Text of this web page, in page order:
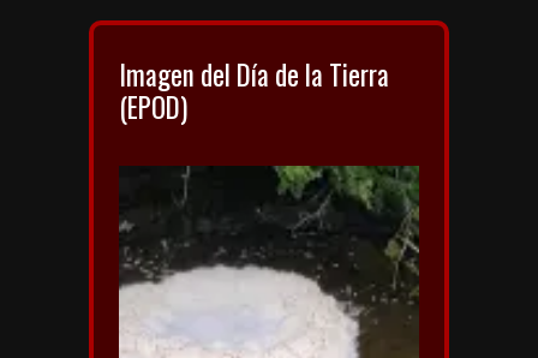
Imagen del Día de la Tierra
(EPOD)